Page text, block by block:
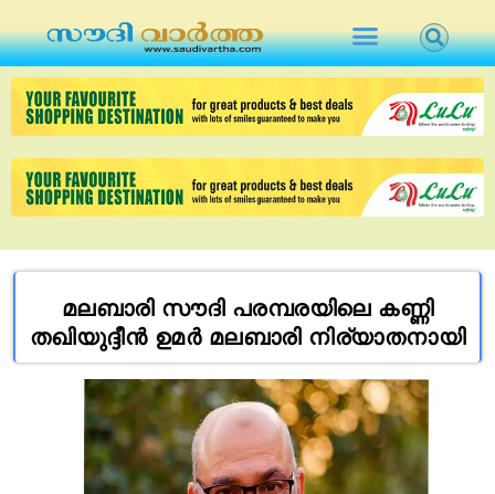
മലബാരി സൗദി പരമ്പരയിലെ കണ്ണി
തഖിയുദ്ദീൻ ഉമർ മലബാരി നിര്യാതനായി